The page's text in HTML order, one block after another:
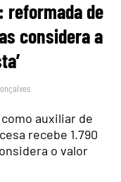
reformada de
considera a
auxiliar de
recebe 1.790
o valor